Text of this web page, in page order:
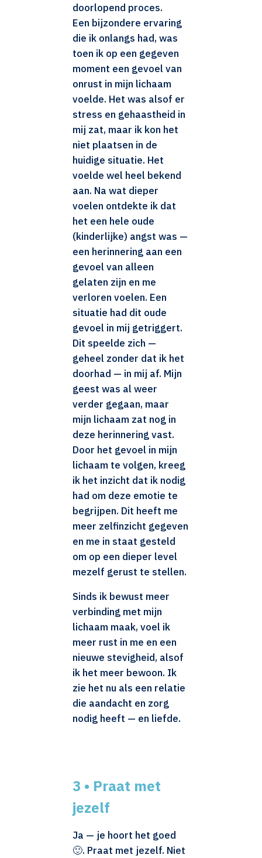
doorlopend proces.
Een bijzondere ervaring
die ik onlangs had, was
toen ik op een gegeven
moment een gevoel van
onrust in mijn lichaam
voelde. Het was alsof er
stress en gehaastheid in
mij zat, maar ik kon het
niet plaatsen in de
huidige situatie. Het
voelde wel heel bekend
aan. Na wat dieper
voelen ontdekte ik dat
het een hele oude
(kinderlijke) angst was —
een herinnering aan een
gevoel van alleen
gelaten zijn en me
verloren voelen. Een
situatie had dit oude
gevoel in mij getriggert.
Dit speelde zich —
geheel zonder dat ik het
doorhad — in mij af. Mijn
geest was al weer
verder gegaan, maar
mijn lichaam zat nog in
deze herinnering vast.
Door het gevoel in mijn
lichaam te volgen, kreeg
ik het inzicht dat ik nodig
had om deze emotie te
begrijpen. Dit heeft me
meer zelfinzicht gegeven
en me in staat gesteld
om op een dieper level
mezelf gerust te stellen.
Sinds ik bewust meer
verbinding met mijn
lichaam maak, voel ik
meer rust in me en een
nieuwe stevigheid, alsof
ik het meer bewoon. Ik
zie het nu als een relatie
die aandacht en zorg
nodig heeft — en liefde.
3 • Praat met
jezelf
Ja — je hoort het goed
🙂. Praat met jezelf. Niet